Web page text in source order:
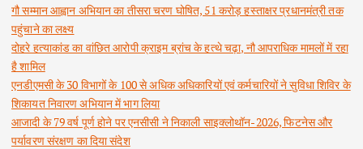
गौ सम्मान आह्वान अभियान का तीसरा चरण घोषित, 51 करोड़ हस्ताक्षर प्रधानमंत्री तक
पहुंचाने का लक्ष्य
दोहरे हत्याकांड का वांछित आरोपी क्राइम ब्रांच के हत्थे चढ़ा, नौ आपराधिक मामलों में रहा
है शामिल
एनडीएमसी के 30 विभागों के 100 से अधिक अधिकारियों एवं कर्मचारियों ने सुविधा शिविर के
शिकायत निवारण अभियान में भाग लिया
आजादी के 79 वर्ष पूर्ण होने पर एनसीसी ने निकाली साइक्लोथॉन-2026, फिटनेस और
पर्यावरण संरक्षण का दिया संदेश